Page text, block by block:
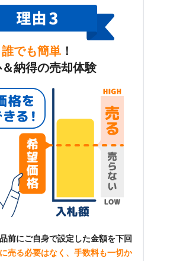
誰でも簡単 ！
納得の売却体験
前にご自身で設定した金額を下回
売る必要はなく、手数料も一切か